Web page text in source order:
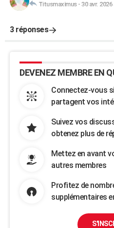
Titusmaximus- 30 avr. 2026
3 réponses
DEVENEZ MEMBRE EN
Connectez-vous
partagent vos
Suivez vos
obtenez plus de
Mettez en avant
autres membres
Profitez de
supplémentaires